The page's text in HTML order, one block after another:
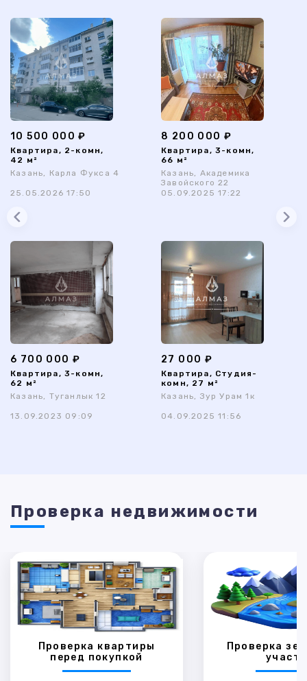
10 500 000 ₽
Квартира, 2-комн,
42 м²
Казань, Карла Фукса 4
25.05.2026 17:50
8 200 000 ₽
Квартира, 3-комн,
66 м²
Казань, Академика
Завойского 22
05.09.2025 17:22
6 700 000 ₽
Квартира, 3-комн,
62 м²
Казань, Туганлык 12
13.09.2023 09:09
27 000 ₽
Квартира, Студия-
комн, 27 м²
Казань, Зур Урам 1к
04.09.2025 11:56
Проверка недвижимости
Проверка квартиры
перед покупкой
Проверка